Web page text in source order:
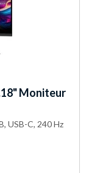
Moniteur
USB-C, 240 Hz